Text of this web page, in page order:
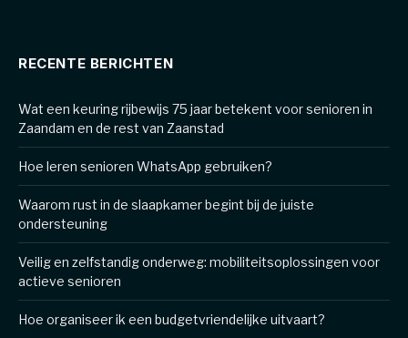
RECENTE BERICHTEN
Wat een keuring rijbewijs 75 jaar betekent voor senioren in
Zaandam en de rest van Zaanstad
Hoe leren senioren WhatsApp gebruiken?
Waarom rust in de slaapkamer begint bij de juiste
ondersteuning
Veilig en zelfstandig onderweg: mobiliteitsoplossingen voor
actieve senioren
Hoe organiseer ik een budgetvriendelijke uitvaart?